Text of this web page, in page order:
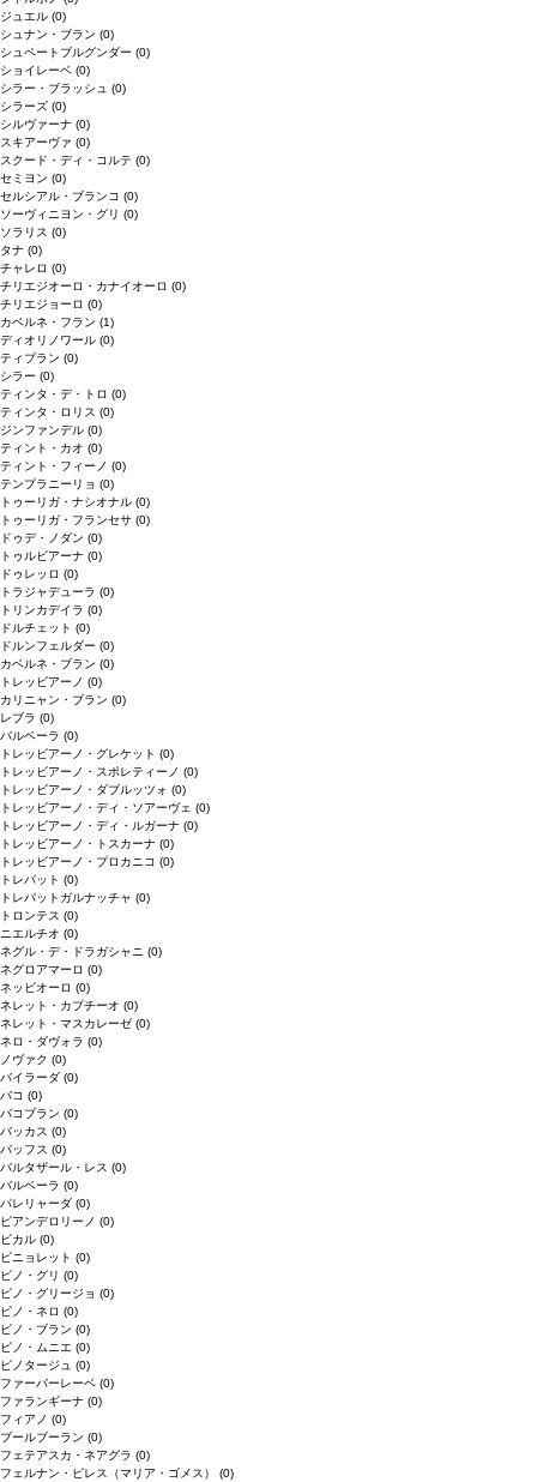
ジュエル (0)
シュナン・ブラン (0)
シュペートブルグンダー (0)
ショイレーベ (0)
シラー・ブラッシュ (0)
シラーズ (0)
シルヴァーナ (0)
スキアーヴァ (0)
スクード・ディ・コルテ (0)
セミヨン (0)
セルシアル・ブランコ (0)
ソーヴィニヨン・グリ (0)
ソラリス (0)
タナ (0)
チャレロ (0)
チリエジオーロ・カナイオーロ (0)
チリエジョーロ (0)
カベルネ・フラン (1)
ディオリノワール (0)
ティブラン (0)
シラー (0)
ティンタ・デ・トロ (0)
ティンタ・ロリス (0)
ジンファンデル (0)
ティント・カオ (0)
ティント・フィーノ (0)
テンプラニーリョ (0)
トゥーリガ・ナシオナル (0)
トゥーリガ・フランセサ (0)
ドゥデ・ノダン (0)
トゥルビアーナ (0)
ドゥレッロ (0)
トラジャデューラ (0)
トリンカデイラ (0)
ドルチェット (0)
ドルンフェルダー (0)
カベルネ・ブラン (0)
トレッビアーノ (0)
カリニャン・ブラン (0)
レブラ (0)
バルベーラ (0)
トレッビアーノ・グレケット (0)
トレッビアーノ・スポレティーノ (0)
トレッビアーノ・ダブルッツォ (0)
トレッビアーノ・ディ・ソアーヴェ (0)
トレッビアーノ・ディ・ルガーナ (0)
トレッビアーノ・トスカーナ (0)
トレッビアーノ・プロカニコ (0)
トレパット (0)
トレパットガルナッチャ (0)
トロンテス (0)
ニエルチオ (0)
ネグル・デ・ドラガシャニ (0)
ネグロアマーロ (0)
ネッビオーロ (0)
ネレット・カプチーオ (0)
ネレット・マスカレーゼ (0)
ネロ・ダヴォラ (0)
ノヴァク (0)
バイラーダ (0)
バコ (0)
バコブラン (0)
バッカス (0)
バッフス (0)
バルタザール・レス (0)
バルベーラ (0)
パレリャーダ (0)
ピアンデロリーノ (0)
ビカル (0)
ピニョレット (0)
ピノ・グリ (0)
ピノ・グリージョ (0)
ピノ・ネロ (0)
ピノ・ブラン (0)
ピノ・ムニエ (0)
ピノタージュ (0)
ファーバーレーベ (0)
ファランギーナ (0)
フィアノ (0)
ブールブーラン (0)
フェテアスカ・ネアグラ (0)
フェルナン・ピレス（マリア・ゴメス） (0)